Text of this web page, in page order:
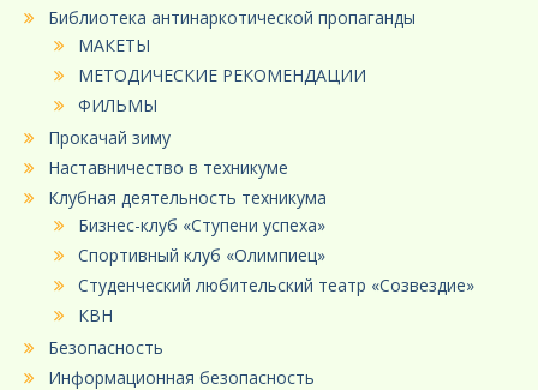
Библиотека антинаркотической пропаганды
МАКЕТЫ
МЕТОДИЧЕСКИЕ РЕКОМЕНДАЦИИ
ФИЛЬМЫ
Прокачай зиму
Наставничество в техникуме
Клубная деятельность техникума
Бизнес-клуб «Ступени успеха»
Спортивный клуб «Олимпиец»
Студенческий любительский театр «Созвездие»
КВН
Безопасность
Информационная безопасность